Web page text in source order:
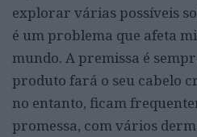
explorar várias possíveis
é um problema que afeta
mundo. A premissa é
produto fará o seu cabelo
no entanto, ficam
promessa, com vários